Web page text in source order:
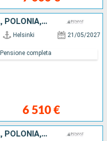
FINLANDIA, ESTONIA, SVEZIA, POLONIA, DANIMARCA
Helsinki 21/05/2027
6 510 €
Pensione completa
FINLANDIA, ESTONIA, SVEZIA, POLONIA, DANIMARCA